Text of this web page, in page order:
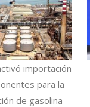
importación
para la
de gasolina